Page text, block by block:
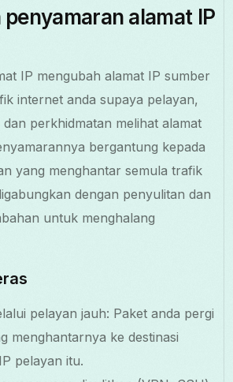
penyamaran alamat IP
IP mengubah alamat IP sumber
internet anda supaya pelayan,
perkhidmatan melihat alamat
bergantung kepada
yang menghantar semula trafik
dengan penyulitan dan
untuk menghalang
pelayan jauh: Paket anda pergi
menghantarnya ke destinasi
pelayan itu.